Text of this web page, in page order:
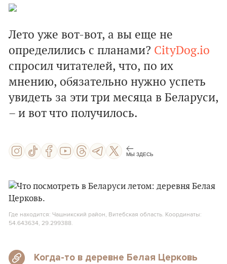
Лето уже вот-вот, а вы еще не
определились с планами? CityDog.io
спросил читателей, что, по их
мнению, обязательно нужно успеть
увидеть за эти три месяца в Беларуси,
– и вот что получилось.
МЫ ЗДЕСЬ
Где находится: Чашникский район, Витебская область. Координаты:
54.643634, 29.299388.
Когда-то в деревне Белая Церковь